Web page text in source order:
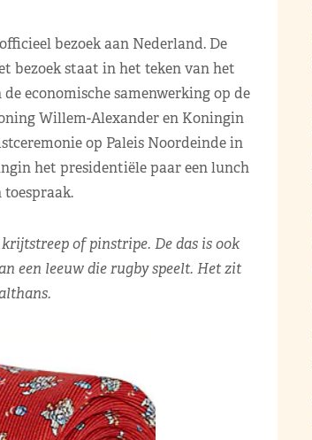
bezoek aan Nederland. De
bezoek staat in het teken van het
economische samenwerking op de
Willem-Alexander en Koningin
op Paleis Noordeinde in
het presidentiële paar een lunch
toespraak.
of pinstripe. De das is ook
een leeuw die rugby speelt. Het zit